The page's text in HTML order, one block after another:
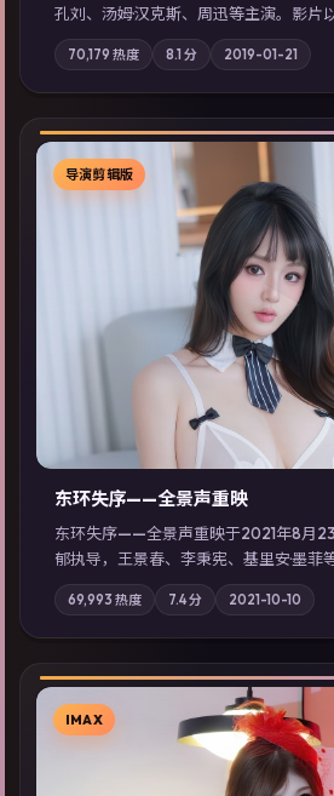
孔刘、汤姆·汉克斯、周迅等主演。影片
小镇的平静被一封匿名信彻底打破；摄
站内亦可通过「国产免费观看高清电视
型高分佳作，畅享高清在线追剧体验。
70,179 热度 8.1 分 2019-01-21
▶
导演剪辑版
东环失序——全景声重映
东环失序——全景声重映于2021年8月
郁执导，王景春、李秉宪、基里安·墨菲
事主轴，科技与人性的边界在实验事故
强化地域气质；站内亦可通过「国产免
看」延展检索同类型高分佳作，畅享高
69,993 热度 7.4分 2021-10-10
IMAX